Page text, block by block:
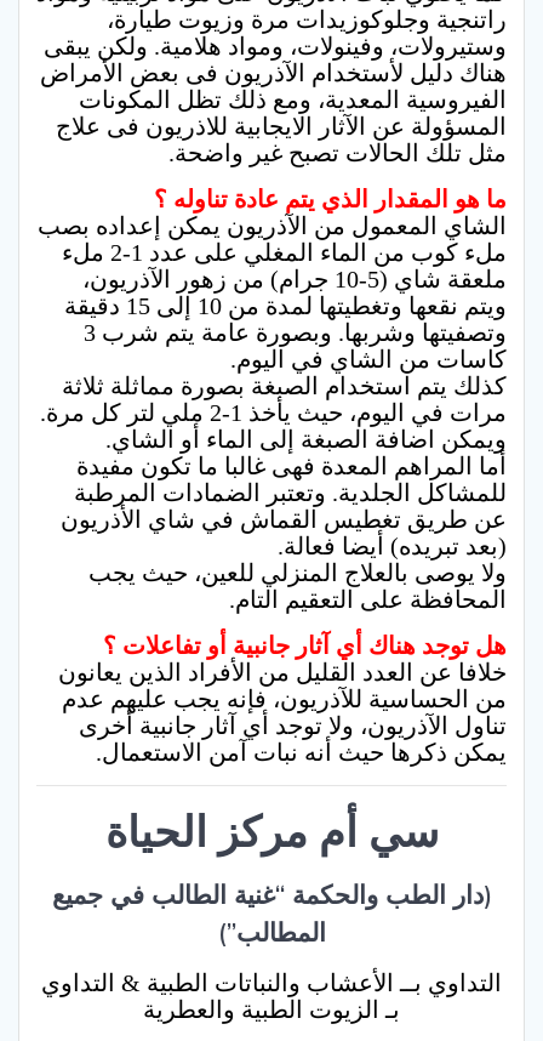
راتنجية وجلوكوزيدات مرة وزيوت طيارة،
وستيرولات، وفينولات، ومواد هلامية. ولكن يبقى
هناك دليل لأستخدام الآذريون فى بعض الأمراض
الفيروسية المعدية، ومع ذلك تظل المكونات
المسؤولة عن الآثار الايجابية للاذريون فى علاج
مثل تلك الحالات تصبح غير واضحة.
ما هو المقدار الذي يتم عادة تناوله ؟
الشاي المعمول من الآذريون يمكن إعداده بصب
ملء كوب من الماء المغلي على عدد 1-2 ملء
ملعقة شاي (5-10 جرام) من زهور الآذريون،
ويتم نقعها وتغطيتها لمدة من 10 إلى 15 دقيقة
وتصفيتها وشربها. وبصورة عامة يتم شرب 3
كاسات من الشاي في اليوم.
كذلك يتم استخدام الصبغة بصورة مماثلة ثلاثة
مرات في اليوم، حيث يأخذ 1-2 ملي لتر كل مرة.
ويمكن اضافة الصبغة إلى الماء أو الشاي.
أما المراهم المعدة فهى غالبا ما تكون مفيدة
للمشاكل الجلدية. وتعتبر الضمادات المرطبة
عن طريق تغطيس القماش في شاي الأذريون
(بعد تبريده) أيضا فعالة.
ولا يوصى بالعلاج المنزلي للعين، حيث يجب
المحافظة على التعقيم التام.
هل توجد هناك أي آثار جانبية أو تفاعلات ؟
خلافا عن العدد القليل من الأفراد الذين يعانون
من الحساسية للآذريون، فإنه يجب عليهم عدم
تناول الآذريون، ولا توجد أي آثار جانبية أخرى
يمكن ذكرها حيث أنه نبات آمن الاستعمال.
سي أم مركز الحياة
(دار الطب والحكمة “غنية الطالب في جميع
المطالب”)
التداوي بــ الأعشاب والنباتات الطبية & التداوي
بـ الزيوت الطبية والعطرية